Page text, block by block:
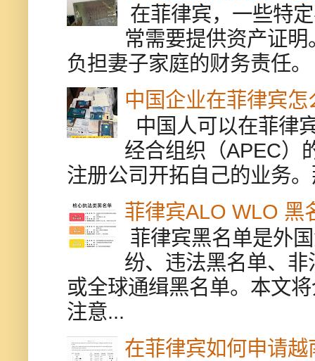
在菲律宾，一些特
常需要提供资产证
负担妻子家庭的财务责任
中国企业在菲律宾怎
中国人可以在菲律
经合组织（APEC）
注册公司开拓自己的业务
菲律宾ALO WLO 黑
菲律宾黑名单是外
纷、违法黑名单、
或全球通缉黑名单。本文
注意...
在菲律宾如何申请越